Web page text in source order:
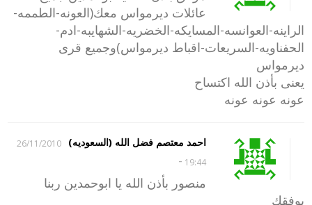
عائلات ديرمواس معك(العونه-الطممه-
الراينه-العوانسه-المسايكه-الخضريه-الشهايبه-ادم-
الحفناويه-السريعات-اقباط ديرمواس)وجميع قرى
ديرمواس
يعنى بأذن الله اكتساح
عونه عونه عونه
احمد معتصم فضل الله (السعوديه)
26/11/2010
19:44
-
منصور بأذن الله يا ابوحمدين ربنا
يوفقك